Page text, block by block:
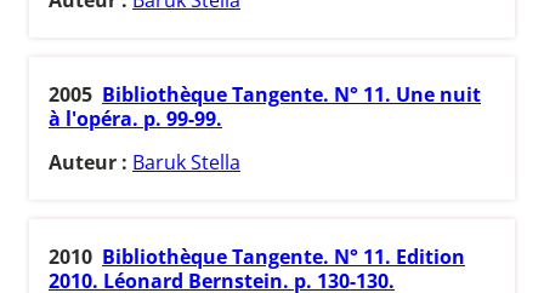
2005 Bibliothèque Tangente. N° 11. Une nuit
à l'opéra. p. 99-99.
Auteur : Baruk Stella
2010 Bibliothèque Tangente. N° 11. Edition
2010. Léonard Bernstein. p. 130-130.